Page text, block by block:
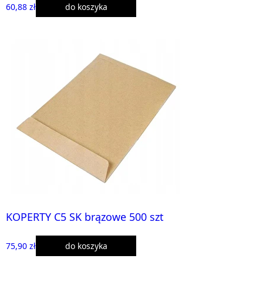
60,88 zł do koszyka
KOPERTY C5 SK brązowe 500 szt
75,90 zł do koszyka